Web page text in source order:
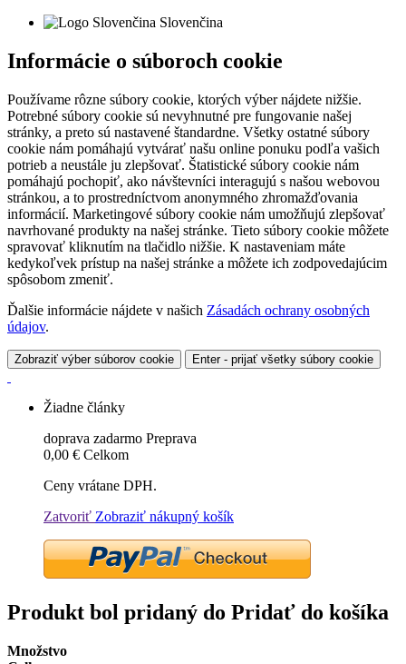
Slovenčina
Informácie o súboroch cookie
Používame rôzne súbory cookie, ktorých výber nájdete nižšie.
Potrebné súbory cookie sú nevyhnutné pre fungovanie našej
stránky, a preto sú nastavené štandardne. Všetky ostatné súbory
cookie nám pomáhajú vytvárať našu online ponuku podľa vašich
potrieb a neustále ju zlepšovať. Štatistické súbory cookie nám
pomáhajú pochopiť, ako návštevníci interagujú s našou webovou
stránkou, a to prostredníctvom anonymného zhromažďovania
informácií. Marketingové súbory cookie nám umožňujú zlepšovať
navrhované produkty na našej stránke. Tieto súbory cookie môžete
spravovať kliknutím na tlačidlo nižšie. K nastaveniam máte
kedykoľvek prístup na našej stránke a môžete ich zodpovedajúcim
spôsobom zmeniť.
Ďalšie informácie nájdete v našich Zásadách ochrany osobných
údajov.
Zobraziť výber súborov cookie Enter - prijať všetky súbory cookie
Žiadne články
doprava zadarmo Preprava
0,00 € Celkom
Ceny vrátane DPH.
Zatvoriť Zobraziť nákupný košík
Produkt bol pridaný do Pridať do košíka
Množstvo